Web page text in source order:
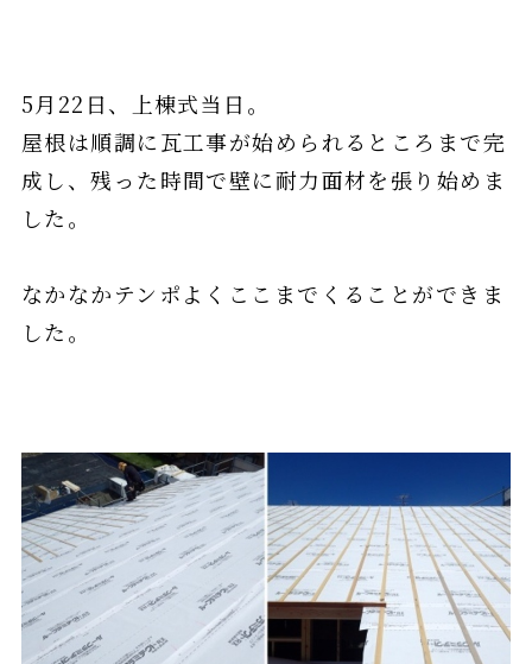
5月22日、上棟式当日。
屋根は順調に瓦工事が始められるところまで完
成し、残った時間で壁に耐力面材を張り始めま
した。
なかなかテンポよくここまでくることができま
した。